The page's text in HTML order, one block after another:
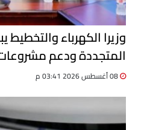
وزيرا الكهرباء والتخطيط
المتجددة ودعم